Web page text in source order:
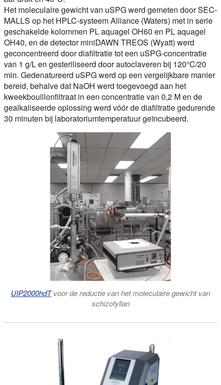
Het moleculaire gewicht van uSPG werd gemeten door SEC-
MALLS op het HPLC-systeem Alliance (Waters) met in serie
geschakelde kolommen PL aquagel OH60 en PL aquagel
OH40, en de detector miniDAWN TREOS (Wyatt) werd
geconcentreerd door diafiltratie tot een uSPG-concentratie
van 1 g/L en gesteriliseerd door autoclaveren bij 120°C/20
min. Gedenatureerd uSPG werd op een vergelijkbare manier
bereid, behalve dat NaOH werd toegevoegd aan het
kweekbouillonfiltraat in een concentratie van 0,2 M en de
gealkaliseerde oplossing werd vóór de diafiltratie gedurende
30 minuten bij laboratoriumtemperatuur geïncubeerd.
UIP2000hdTvoor de reductie van het moleculaire gewicht van
schizofyllan